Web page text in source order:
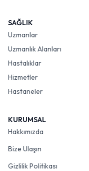
SAĞLIK
Uzmanlar
Uzmanlık Alanları
Hastalıklar
Hizmetler
Hastaneler
KURUMSAL
Hakkımızda
Bize Ulaşın
Gizlilik Politikası